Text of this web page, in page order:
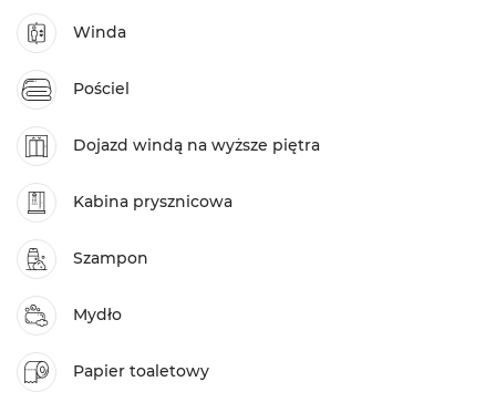
Winda
Pościel
Dojazd windą na wyższe piętra
Kabina prysznicowa
Szampon
Mydło
Papier toaletowy